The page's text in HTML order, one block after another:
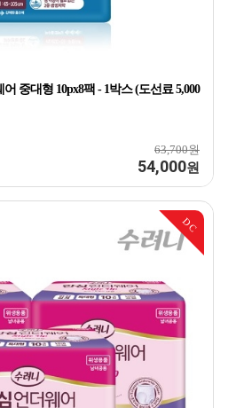
중대형 10px8팩 - 1박스 (도선료 5,000
63,700원
54,000원
DC